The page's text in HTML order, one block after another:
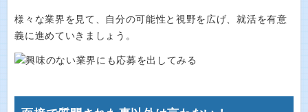
様々な業界を見て、自分の可能性と視野を広げ、就活を有意
義に進めていきましょう。